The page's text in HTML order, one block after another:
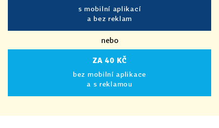
s mobilní aplikací
a bez reklam
nebo
ZA 40 KČ
bez mobilní aplikace
a s reklamou